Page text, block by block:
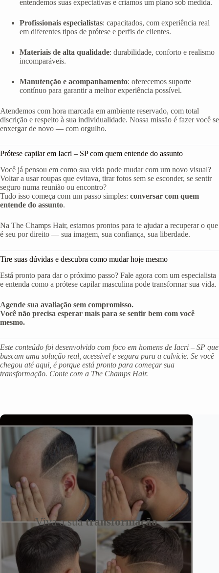
entendemos suas expectativas e criamos um plano sob medida.
Profissionais especialistas: capacitados, com experiência real
em diferentes tipos de prótese e perfis de clientes.
Materiais de alta qualidade: durabilidade, conforto e realismo
incomparáveis.
Manutenção e acompanhamento: oferecemos suporte
contínuo para garantir a melhor experiência possível.
Atendemos com hora marcada em ambiente reservado, com total
discrição e respeito à sua individualidade. Nossa missão é fazer você se
enxergar de novo — com orgulho.
Prótese capilar em Iacri – SP com quem entende do assunto
Você já pensou em como sua vida pode mudar com um novo visual?
Voltar a usar roupas que evitava, tirar fotos sem se esconder, se sentir
seguro numa reunião ou encontro?
Tudo isso começa com um passo simples: conversar com quem
entende do assunto.
Na The Champs Hair, estamos prontos para te ajudar a recuperar o que
é seu por direito — sua imagem, sua confiança, sua liberdade.
Tire suas dúvidas e descubra como mudar hoje mesmo
Está pronto para dar o próximo passo? Fale agora com um especialista
e entenda como a prótese capilar masculina pode transformar sua vida.
Agende sua avaliação sem compromisso.
Você não precisa esperar mais para se sentir bem com você
mesmo.
Este conteúdo foi desenvolvido com foco em homens de Iacri – SP que
buscam uma solução real, acessível e segura para a calvície. Se você
chegou até aqui, é porque está pronto para começar sua
transformação. Conte com a The Champs Hair.
Viva a suatransformação